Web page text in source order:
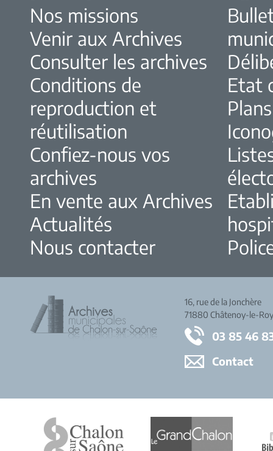
Nos missions
Venir aux Archives
Consulter les archives
Conditions de
reproduction et
réutilisation
Confiez-nous vos
archives
En vente aux Archives
Actualités
Nous contacter
Etat
Plans
16, rue de la Jonchère
71880 Châtenoy-le-
03 85 46
Contact